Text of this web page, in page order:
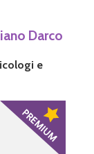
Darco
e